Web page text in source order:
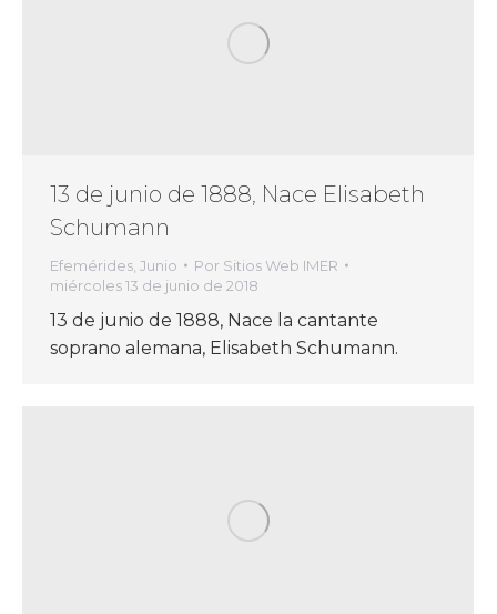
13 de junio de 1888, Nace Elisabeth
Schumann
Efemérides Junio Por Sitios Web IMER
miércoles 13 de junio de 2018
13 de junio de 1888, Nace la cantante
soprano alemana, Elisabeth Schumann.